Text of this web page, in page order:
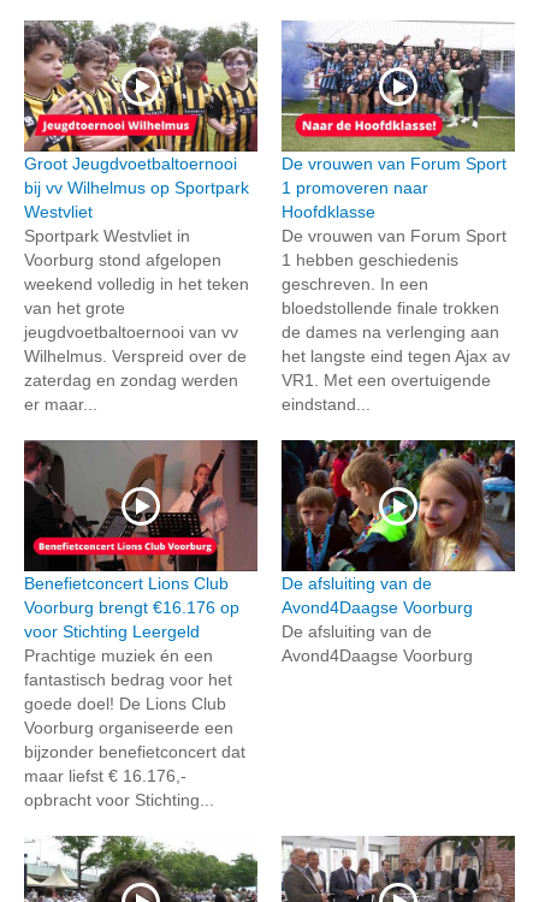
Groot Jeugdvoetbaltoernooi
bij vv Wilhelmus op Sportpark
Westvliet
Sportpark Westvliet in
Voorburg stond afgelopen
weekend volledig in het teken
van het grote
jeugdvoetbaltoernooi van vv
Wilhelmus. Verspreid over de
zaterdag en zondag werden
er maar...
De vrouwen van Forum Sport
1 promoveren naar
Hoofdklasse
De vrouwen van Forum Sport
1 hebben geschiedenis
geschreven. In een
bloedstollende finale trokken
de dames na verlenging aan
het langste eind tegen Ajax av
VR1. Met een overtuigende
eindstand...
Benefietconcert Lions Club
Voorburg brengt €16.176 op
voor Stichting Leergeld
Prachtige muziek én een
fantastisch bedrag voor het
goede doel! De Lions Club
Voorburg organiseerde een
bijzonder benefietconcert dat
maar liefst € 16.176,-
opbracht voor Stichting...
De afsluiting van de
Avond4Daagse Voorburg
De afsluiting van de
Avond4Daagse Voorburg